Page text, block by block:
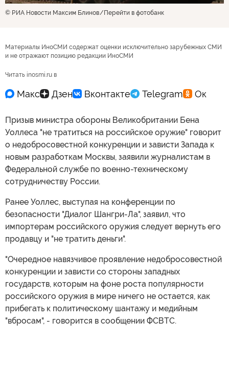
© РИА Новости Максим Блинов Перейти в фотобанк
Материалы ИноСМИ содержат оценки исключительно зарубежных СМИ
и не отражают позицию редакции ИноСМИ
Читать inosmi.ru в
Призыв министра обороны Великобритании Бена
Уоллеса "не тратиться на российское оружие" говорит
о недобросовестной конкуренции и зависти Запада к
новым разработкам Москвы, заявили журналистам в
Федеральной службе по военно-техническому
сотрудничеству России.
Ранее Уоллес, выступая на конференции по
безопасности "Диалог Шангри-Ла", заявил, что
импортерам российского оружия следует вернуть его
продавцу и "не тратить деньги".
"Очередное навязчивое проявление недобросовестной
конкуренции и зависти со стороны западных
государств, которым на фоне роста популярности
российского оружия в мире ничего не остается, как
прибегать к политическому шантажу и медийным
"вбросам", - говорится в сообщении ФСВТС.